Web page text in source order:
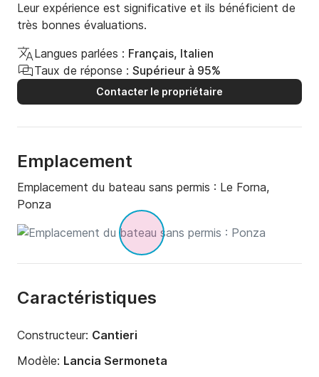
Leur expérience est significative et ils bénéficient de
très bonnes évaluations.
Langues parlées : Français, Italien
Taux de réponse : Supérieur à 95%
Contacter le propriétaire
Emplacement
Emplacement du bateau sans permis : Le Forna,
Ponza
Caractéristiques
Constructeur: Cantieri
Modèle: Lancia Sermoneta